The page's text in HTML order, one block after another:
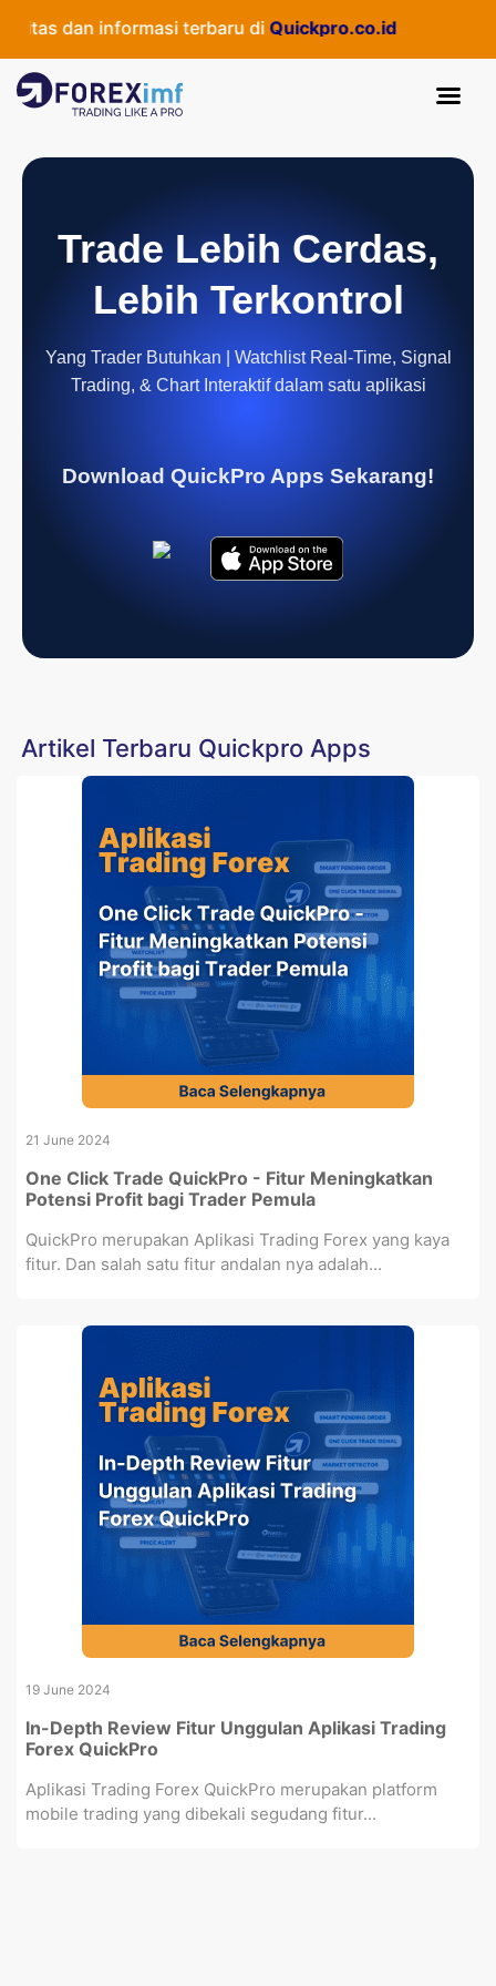
dan informasi terbaru diQuickpro.co.id
Trade Lebih Cerdas,
Lebih Terkontrol
Yang Trader Butuhkan | Watchlist Real-Time, Signal
Trading, & Chart Interaktif dalam satu aplikasi
Download QuickPro Apps Sekarang!
Artikel Terbaru Quickpro Apps
21 June 2024
One Click Trade QuickPro - Fitur Meningkatkan
Potensi Profit bagi Trader Pemula
QuickPro merupakan Aplikasi Trading Forex yang kaya
fitur. Dan salah satu fitur andalan nya adalah...
19 June 2024
In-Depth Review Fitur Unggulan Aplikasi Trading
Forex QuickPro
Aplikasi Trading Forex QuickPro merupakan platform
mobile trading yang dibekali segudang fitur...